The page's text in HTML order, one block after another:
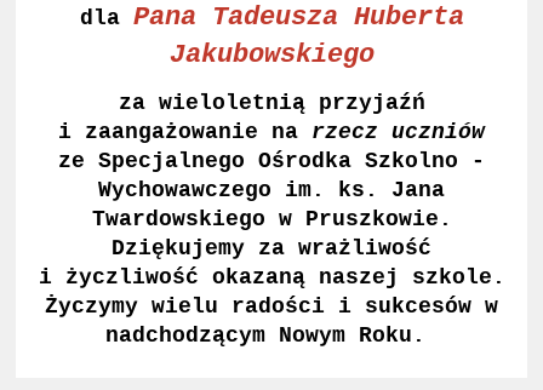
dla Pana Tadeusza Huberta
Jakubowskiego
za wieloletnią przyjaźń
i zaangażowanie
na rzecz uczniów
ze Specjalnego Ośrodka Szkolno -
Wychowawczego im. ks. Jana
Twardowskiego w Pruszkowie.
Dziękujemy za wrażliwość
i życzliwość okazaną naszej szkole.
Życzymy wielu radości i sukcesów w
nadchodzącym Nowym Roku.